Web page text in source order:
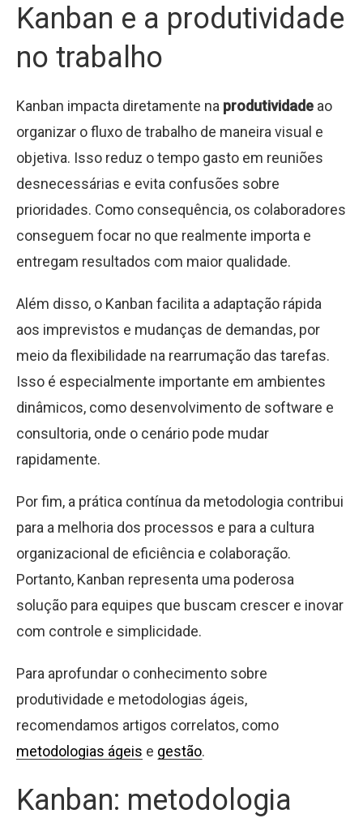
Kanban e a produtividade
no trabalho
Kanban impacta diretamente na produtividade ao
organizar o fluxo de trabalho de maneira visual e
objetiva. Isso reduz o tempo gasto em reuniões
desnecessárias e evita confusões sobre
prioridades. Como consequência, os colaboradores
conseguem focar no que realmente importa e
entregam resultados com maior qualidade.
Além disso, o Kanban facilita a adaptação rápida
aos imprevistos e mudanças de demandas, por
meio da flexibilidade na rearrumação das tarefas.
Isso é especialmente importante em ambientes
dinâmicos, como desenvolvimento de software e
consultoria, onde o cenário pode mudar
rapidamente.
Por fim, a prática contínua da metodologia contribui
para a melhoria dos processos e para a cultura
organizacional de eficiência e colaboração.
Portanto, Kanban representa uma poderosa
solução para equipes que buscam crescer e inovar
com controle e simplicidade.
Para aprofundar o conhecimento sobre
produtividade e metodologias ágeis,
recomendamos artigos correlatos, como
metodologias ágeis e gestão.
Kanban: metodologia